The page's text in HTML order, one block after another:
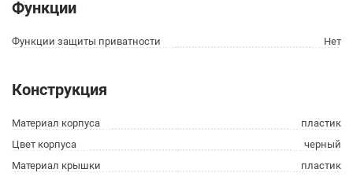
Функции
Функции защиты приватности Нет
Конструкция
Материал корпуса
пластик
Цвет корпуса
черный
Материал крышки
пластик